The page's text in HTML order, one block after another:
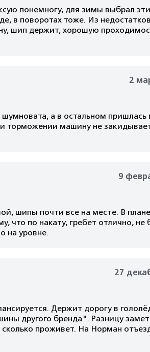
понемногу, для зимы выбрал
в поворотах тоже. Из
шип держит, хорошую
2
а в остальном пришлась
торможении машину не
9
шипы почти все на месте. В плане
что по накату, гребет отлично, не
на уровне.
27
Держит дорогу в
другого бренда". Разницу
проживет. На Норман